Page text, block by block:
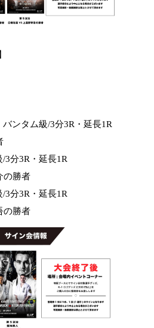
ンタム級/3分3R・延長1R
/3分3R・延長1R
の勝者
/3分3R・延長1R
の勝者